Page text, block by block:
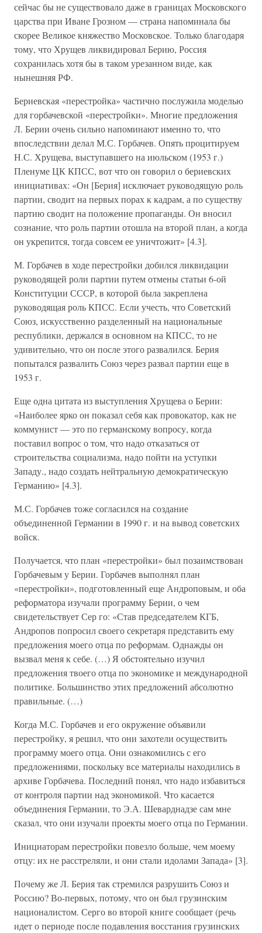
сейчас бы не существовало даже в границах Московского
царства при Иване Грозном — страна напоминала бы
скорее Великое княжество Московское. Только благодаря
тому, что Хрущев ликвидировал Берию, Россия
сохранилась хотя бы в таком урезанном виде, как
нынешняя РФ.
Бериевская «перестройка» частично послужила моделью
для горбачевской «перестройки». Многие предложения
Л. Берии очень сильно напоминают именно то, что
впоследствии делал М.С. Горбачев. Опять процитируем
Н.С. Хрущева, выступавшего на июльском (1953 г.)
Пленуме ЦК КПСС, вот что он говорил о бериевских
инициативах: «Он [Берия] исключает руководящую роль
партии, сводит на первых порах к кадрам, а по существу
партию сводит на положение пропаганды. Он вносил
сознание, что роль партии отошла на второй план, а когда
он укрепится, тогда совсем ее уничтожит» [4.3].
М. Горбачев в ходе перестройки добился ликвидации
руководящей роли партии путем отмены статьи 6-ой
Конституции СССР, в которой была закреплена
руководящая роль КПСС. Если учесть, что Советский
Союз, искусственно разделенный на национальные
республики, держался в основном на КПСС, то не
удивительно, что он после этого развалился. Берия
попытался развалить Союз через развал партии еще в
1953 г.
Еще одна цитата из выступления Хрущева о Берии:
«Наиболее ярко он показал себя как провокатор, как не
коммунист — это по германскому вопросу, когда
поставил вопрос о том, что надо отказаться от
строительства социализма, надо пойти на уступки
Западу., надо создать нейтральную демократическую
Германию» [4.3].
М.С. Горбачев тоже согласился на создание
объединенной Германии в 1990 г. и на вывод советских
войск.
Получается, что план «перестройки» был позаимствован
Горбачевым у Берии. Горбачев выполнял план
«перестройки», подготовленный еще Андроповым, и оба
реформатора изучали программу Берии, о чем
свидетельствует Сер го: «Став председателем КГБ,
Андропов попросил своего секретаря представить ему
предложения моего отца по реформам. Однажды он
вызвал меня к себе. (…) Я обстоятельно изучил
предложения твоего отца по экономике и международной
политике. Большинство этих предложений абсолютно
правильные. (…)
Когда М.С. Горбачев и его окружение объявили
перестройку, я решил, что они захотели осуществить
программу моего отца. Они ознакомились с его
предложениями, поскольку все материалы находились в
архиве Горбачева. Последний понял, что надо избавиться
от контроля партии над экономикой. Что касается
объединения Германии, то Э.А. Шеварднадзе сам мне
сказал, что они изучали проекты моего отца по Германии.
Инициаторам перестройки повезло больше, чем моему
отцу: их не расстреляли, и они стали идолами Запада» [3].
Почему же Л. Берия так стремился разрушить Союз и
Россию? Во-первых, потому, что он был грузинским
националистом. Серго во второй книге сообщает (речь
идет о периоде после подавления восстания грузинских